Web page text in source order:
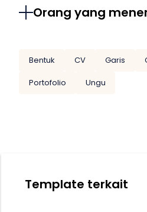
Orang yang
Bentuk CV Garis
Portofolio
Ungu
Template terkait